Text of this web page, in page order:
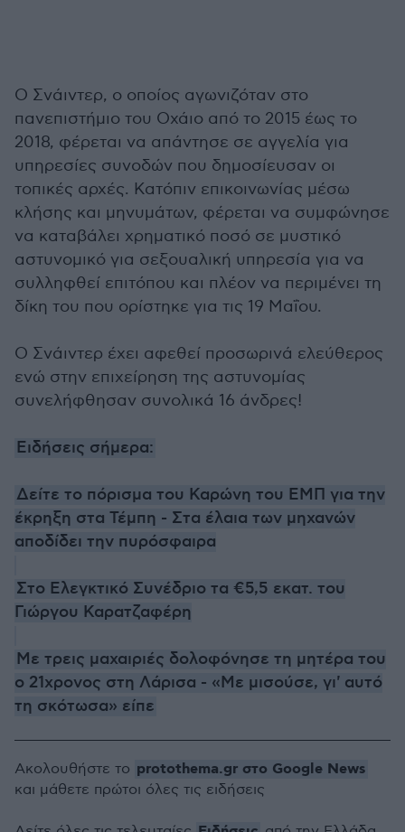
Ο Σνάιντερ, ο οποίος αγωνιζόταν στο
πανεπιστήμιο του Οχάιο από το 2015 έως το
2018, φέρεται να απάντησε σε αγγελία για
υπηρεσίες συνοδών που δημοσίευσαν οι
τοπικές αρχές. Κατόπιν επικοινωνίας μέσω
κλήσης και μηνυμάτων, φέρεται να συμφώνησε
να καταβάλει χρηματικό ποσό σε μυστικό
αστυνομικό για σεξουαλική υπηρεσία για να
συλληφθεί επιτόπου και πλέον να περιμένει τη
δίκη του που ορίστηκε για τις 19 Μαΐου.
Ο Σνάιντερ έχει αφεθεί προσωρινά ελεύθερος
ενώ στην επιχείρηση της αστυνομίας
συνελήφθησαν συνολικά 16 άνδρες!
Ειδήσεις σήμερα:
Δείτε το πόρισμα του Καρώνη του ΕΜΠ για την
έκρηξη στα Τέμπη - Στα έλαια των μηχανών
αποδίδει την πυρόσφαιρα
Στο Ελεγκτικό Συνέδριο τα €5,5 εκατ. του
Γιώργου Καρατζαφέρη
Με τρεις μαχαιριές δολοφόνησε τη μητέρα του
ο 21χρονος στη Λάρισα - «Με μισούσε, γι' αυτό
τη σκότωσα» είπε
Ακολουθήστε το protothema.gr στο Google News
και μάθετε πρώτοι όλες τις ειδήσεις